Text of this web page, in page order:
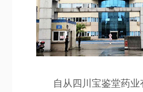
自从四川宝鉴堂药业